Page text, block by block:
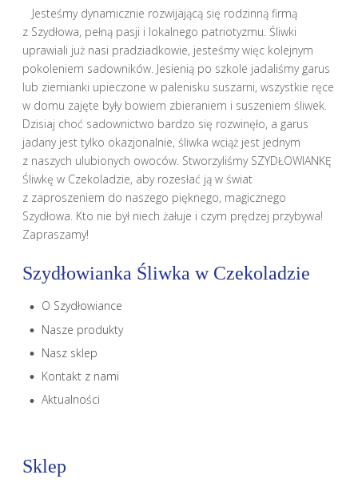
Jesteśmy dynamicznie rozwijającą się rodzinną firmą
z Szydłowa, pełną pasji i lokalnego patriotyzmu. Śliwki
uprawiali już nasi pradziadkowie, jesteśmy więc kolejnym
pokoleniem sadowników. Jesienią po szkole jadaliśmy garus
lub ziemianki upieczone w palenisku suszarni, wszystkie ręce
w domu zajęte były bowiem zbieraniem i suszeniem śliwek.
Dzisiaj choć sadownictwo bardzo się rozwinęło, a garus
jadany jest tylko okazjonalnie, śliwka wciąż jest jednym
z naszych ulubionych owoców. Stworzyliśmy SZYDŁOWIANKĘ
Śliwkę w Czekoladzie, aby rozesłać ją w świat
z zaproszeniem do naszego pięknego, magicznego
Szydłowa. Kto nie był niech żałuje i czym prędzej przybywa!
Zapraszamy!
Szydłowianka Śliwka w Czekoladzie
O Szydłowiance
Nasze produkty
Nasz sklep
Kontakt z nami
Aktualności
Sklep